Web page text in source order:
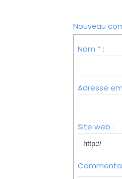
Nouveau
Nom * :
Adresse
Site web :